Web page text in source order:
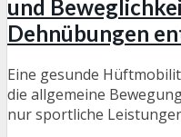
und
Dehnübungen
Eine gesunde
die allgemeine
nur sportliche